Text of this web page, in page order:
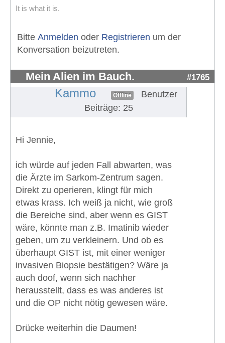
It is what it is.
Bitte Anmelden oder Registrieren um der
Konversation beizutreten.
Mein Alien im Bauch. #1765
Kammo Offline
Benutzer
Beiträge: 25
Hi Jennie,
ich würde auf jeden Fall abwarten, was
die Ärzte im Sarkom-Zentrum sagen.
Direkt zu operieren, klingt für mich
etwas krass. Ich weiß ja nicht, wie groß
die Bereiche sind, aber wenn es GIST
wäre, könnte man z.B. Imatinib wieder
geben, um zu verkleinern. Und ob es
überhaupt GIST ist, mit einer weniger
invasiven Biopsie bestätigen? Wäre ja
auch doof, wenn sich nachher
herausstellt, dass es was anderes ist
und die OP nicht nötig gewesen wäre.
Drücke weiterhin die Daumen!